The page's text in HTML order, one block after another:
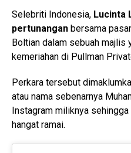
Selebriti Indonesia, Lucinta
pertunangan bersama
Boltian dalam sebuah majlis
kemeriahan di Pullman
Perkara tersebut
atau nama sebenarnya
Instagram miliknya
hangat ramai.